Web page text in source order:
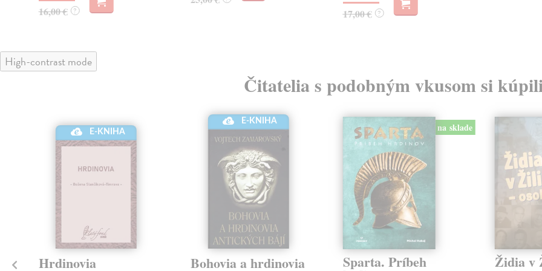
16,00 € ? 17,00 € ?
High-contrast mode
Čitatelia s podobným vkusom si
E-KNIHA
Hrdinovia
E-KNIHA
Bohovia a hrdinovia
na sklade
Sparta. Príbeh Židia v